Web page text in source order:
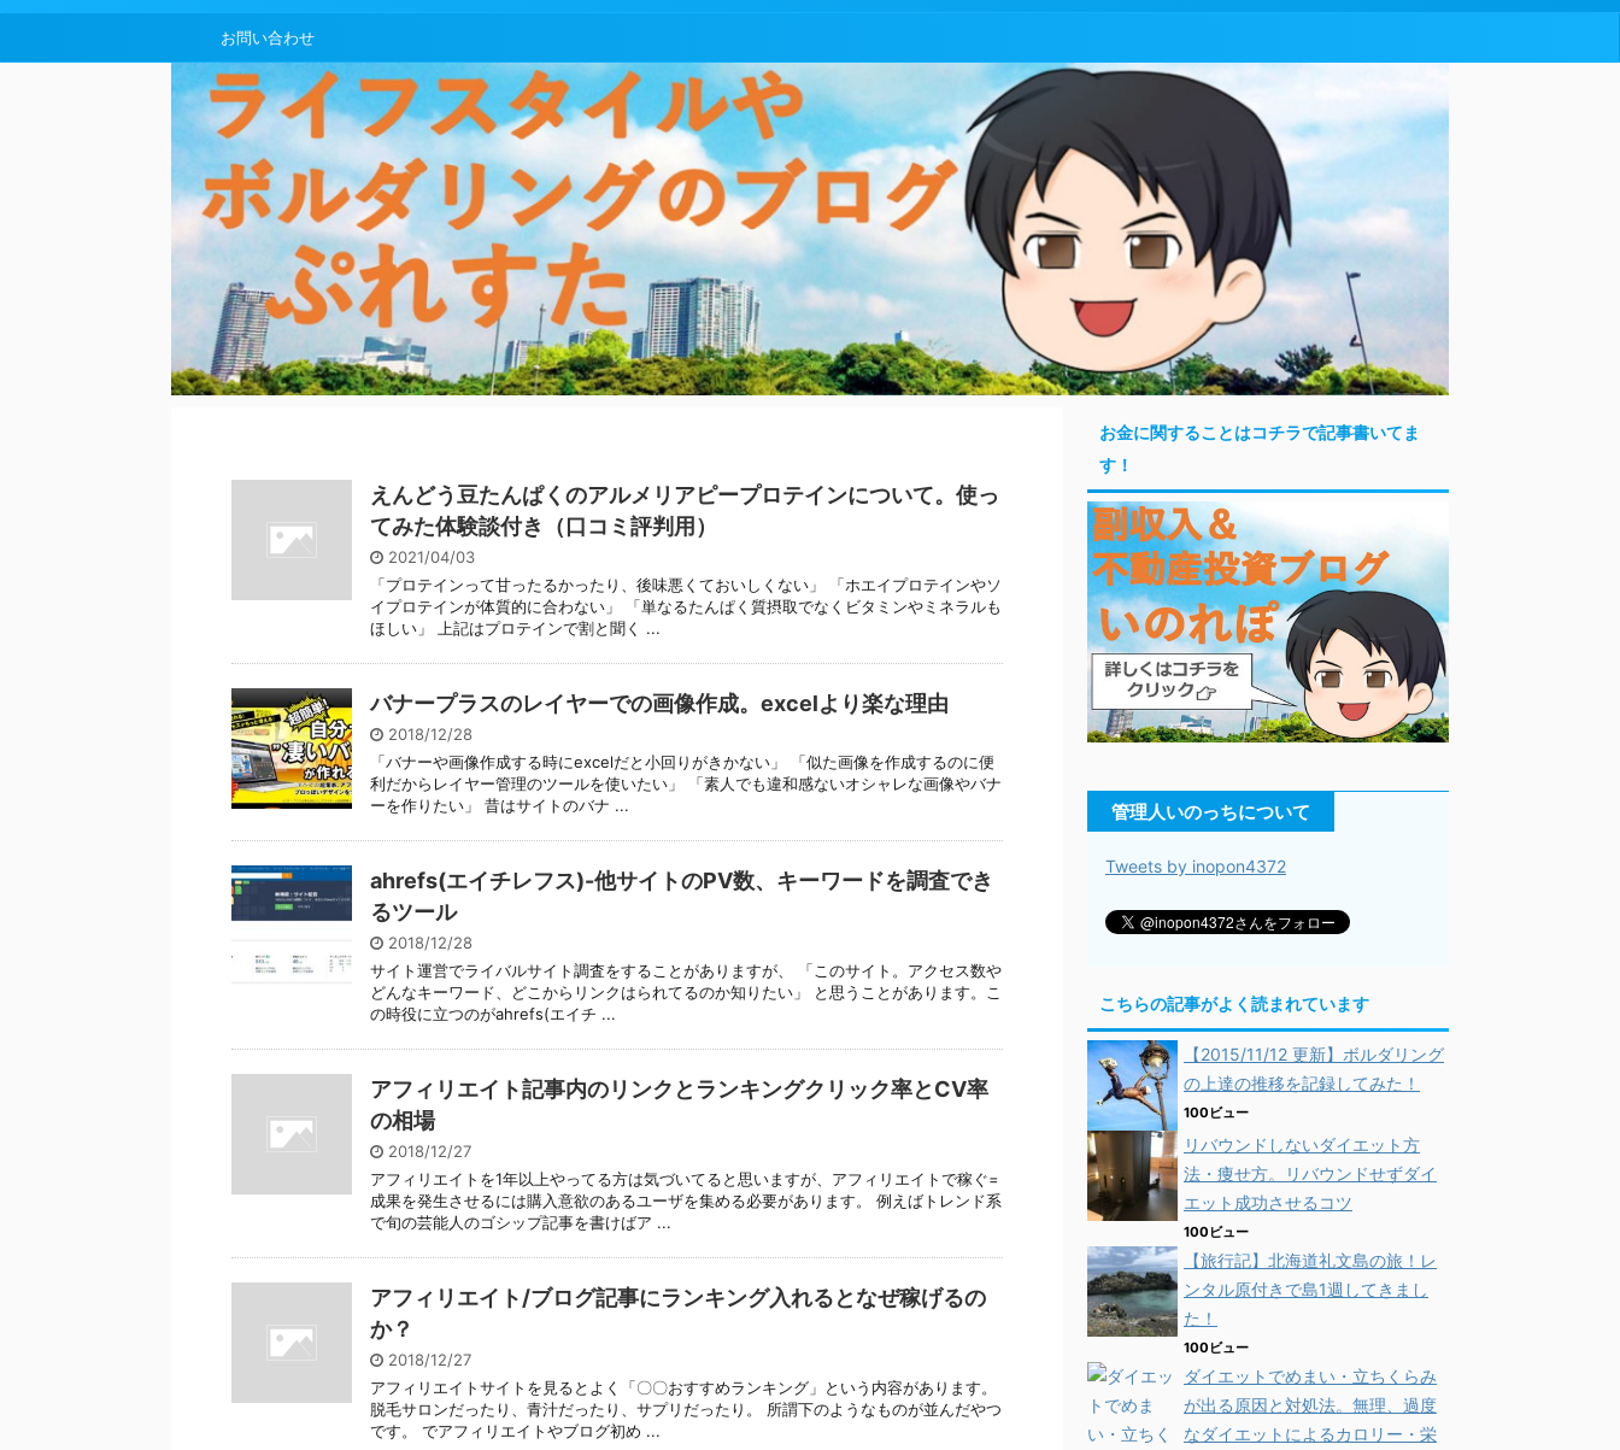
お問い合わせ
えんどう豆たんぱくのアルメリアピープロテインについて。使っ
てみた体験談付き（口コミ評判用）
2021/04/03
「プロテインって甘ったるかったり、後味悪くておいしくない」 「ホエイプロテインやソ
イプロテインが体質的に合わない」 「単なるたんぱく質摂取でなくビタミンやミネラルも
ほしい」 上記はプロテインで割と聞く ...
バナープラスのレイヤーでの画像作成。excelより楽な理由
2018/12/28
「バナーや画像作成する時にexcelだと小回りがきかない」 「似た画像を作成するのに便
利だからレイヤー管理のツールを使いたい」 「素人でも違和感ないオシャレな画像やバナ
ーを作りたい」 昔はサイトのバナ ...
ahrefs(エイチレフス)-他サイトのPV数、キーワードを調査でき
るツール
2018/12/28
サイト運営でライバルサイト調査をすることがありますが、 「このサイト。アクセス数や
どんなキーワード、どこからリンクはられてるのか知りたい」 と思うことがあります。こ
の時役に立つのがahrefs(エイチ ...
アフィリエイト記事内のリンクとランキングクリック率とCV率
の相場
2018/12/27
アフィリエイトを1年以上やってる方は気づいてると思いますが、アフィリエイトで稼ぐ=
成果を発生させるには購入意欲のあるユーザを集める必要があります。 例えばトレンド系
で旬の芸能人のゴシップ記事を書けばア ...
アフィリエイト/ブログ記事にランキング入れるとなぜ稼げるの
か？
2018/12/27
アフィリエイトサイトを見るとよく「〇〇おすすめランキング」という内容があります。
脱毛サロンだったり、青汁だったり、サプリだったり。 所謂下のようなものが並んだやつ
です。 でアフィリエイトやブログ初め ...
お金に関することはコチラで記事書いてま
す！
管理人いのっちについて
Tweets by inopon4372
こちらの記事がよく読まれています
【2015/11/12 更新】ボルダリング
の上達の推移を記録してみた！
100ビュー
リバウンドしないダイエット方
法・痩せ方。リバウンドせずダイ
エット成功させるコツ
100ビュー
【旅行記】北海道礼文島の旅！レ
ンタル原付きで島1週してきまし
た！
100ビュー
ダイエットでめまい・立ちくらみ
が出る原因と対処法。無理、過度
なダイエットによるカロリー・栄